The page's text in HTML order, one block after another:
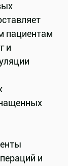
пациентам
и
и